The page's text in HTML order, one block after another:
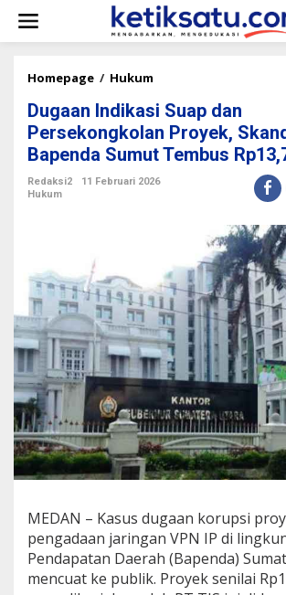
w
Homepage / Hukum
g
a
a
n
I
i
S
u
a
p
d
n
P
e
r
s
o
n
g
o
Dugaan Indikasi Suap dan
Persekongkolan Proyek,
Bapenda Sumut Tembus
Redaksi2
11 Februari 2026
Hukum
MEDAN – Kasus dugaan korupsi
pengadaan jaringan VPN IP di
Pendapatan Daerah (Bapenda)
mencuat ke publik. Proyek senilai